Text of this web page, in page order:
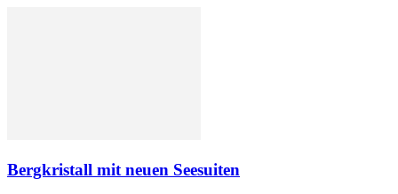
Bergkristall mit neuen Seesuiten